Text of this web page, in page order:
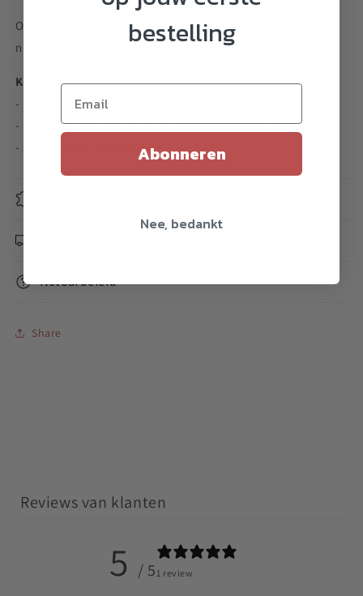
Of je nu een ervaren speler bent of je skills naar een hoger
niveau wilt tillen, de Protostar is een betrouwbare keuze.
Kenmerken
- Unresponsive jojo
- Signature jojo van 4-voudig wereldkampioen John Ando
- Zeer stabiele plastic jojo
Retourbeleid
Share
Reviews van klanten
5 / 5 1 review
bestelling
Abonneren
Nee, bedankt